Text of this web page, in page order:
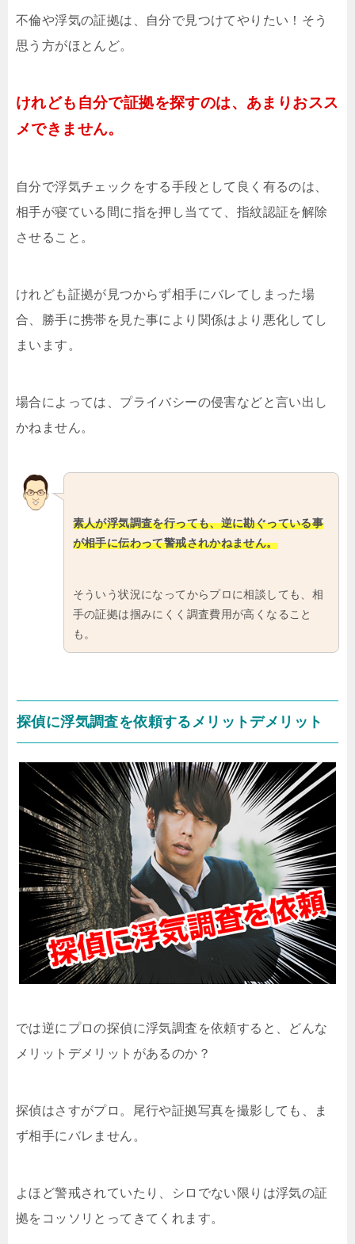
不倫や浮気の証拠は、自分で見つけてやりたい！そう
思う方がほとんど。
けれども自分で証拠を探すのは、あまりおスス
メできません。
自分で浮気チェックをする手段として良く有るのは、
相手が寝ている間に指を押し当てて、指紋認証を解除
させること。
けれども証拠が見つからず相手にバレてしまった場
合、勝手に携帯を見た事により関係はより悪化してし
まいます。
場合によっては、プライバシーの侵害などと言い出し
かねません。
素人が浮気調査を行っても、逆に勘ぐっている事
が相手に伝わって警戒されかねません。
そういう状況になってからプロに相談しても、相
手の証拠は掴みにくく調査費用が高くなること
も。
探偵に浮気調査を依頼するメリットデメリット
では逆にプロの探偵に浮気調査を依頼すると、どんな
メリットデメリットがあるのか？
探偵はさすがプロ。尾行や証拠写真を撮影しても、ま
ず相手にバレません。
よほど警戒されていたり、シロでない限りは浮気の証
拠をコッソリとってきてくれます。